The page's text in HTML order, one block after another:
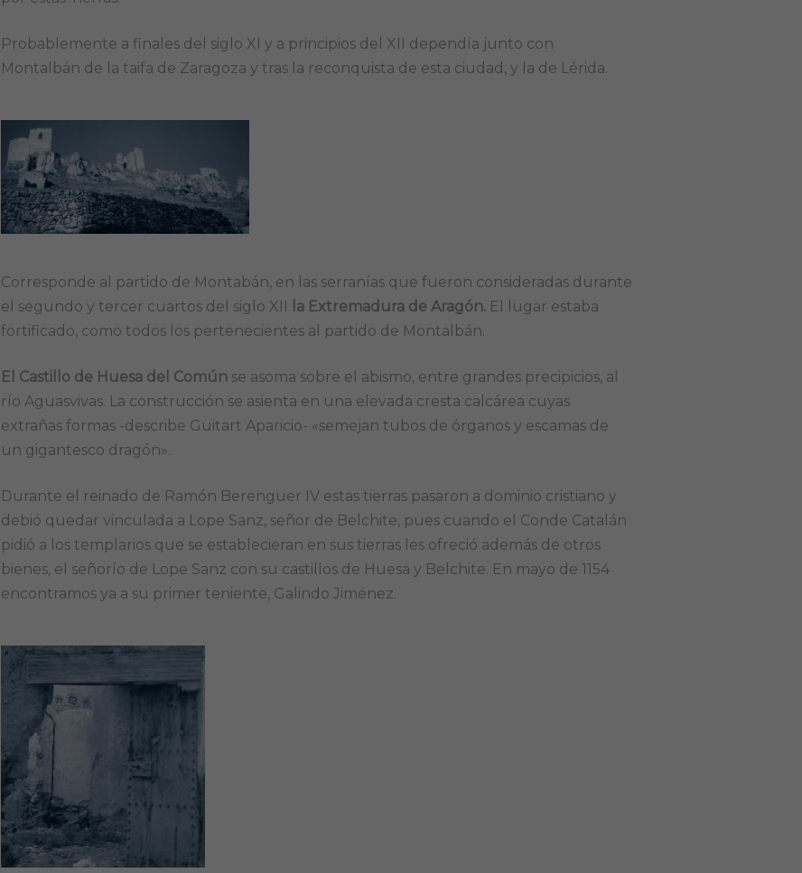
Probablemente a finales del siglo XI y a principios del XII dependía junto con
Montalbán de la taifa de Zaragoza y tras la reconquista de esta ciudad, y la de Lérida.
Corresponde al partido de Montabán, en las serranías que fueron consideradas durante
el segundo y tercer cuartos del siglo XII
la Extremadura de Aragón. El lugar estaba
fortificado, como todos los pertenecientes al partido de Montalbán.
El Castillo de Huesa del Común se asoma sobre el abismo, entre grandes precipicios, al
río Aguasvivas. La construcción se asienta en una elevada cresta calcárea cuyas
extrañas formas -describe Guitart Aparicio- «semejan tubos de órganos y escamas de
un gigantesco dragón».
Durante el reinado de Ramón Berenguer IV estas tierras pasaron a dominio cristiano y
debió quedar vinculada a Lope Sanz, señor de Belchite, pues cuando el Conde Catalán
pidió a los templarios que se establecieran en sus tierras les ofreció además de otros
bienes, el señorío de Lope Sanz con su castillos de Huesa y Belchite. En mayo de 1154
encontramos ya a su primer teniente, Galindo Jiménez.